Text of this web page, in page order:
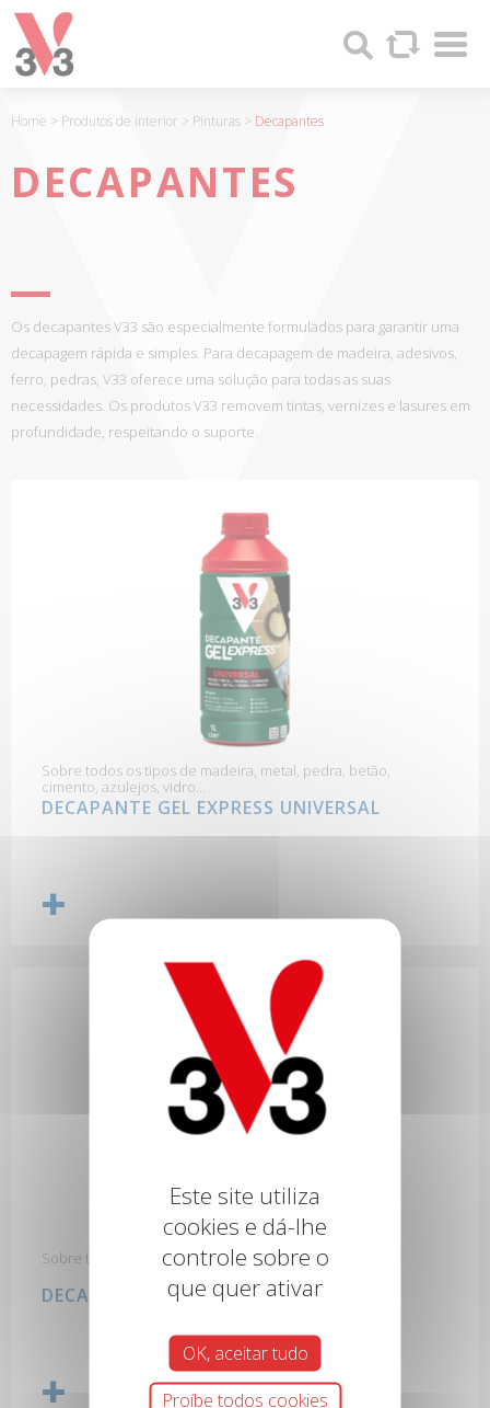
V33
FABRICANTE
PRODUCTOS
MADERA
Search
Home > Produtos de interior > Pinturas > Decapantes
DECAPANTES
Os decapantes V33 são especialmente formulados para garantir uma
decapagem rápida e simples. Para decapagem de madeira, adesivos,
ferro, pedras, V33 oferece uma solução para todas as suas
necessidades. Os produtos V33 removem tintas, vernizes e lasures em
profundidade, respeitando o suporte.
Sobre todos os tipos de madeira, metal, pedra, betão,
cimento, azulejos, vidro…
DECAPANTE GEL EXPRESS UNIVERSAL
Sobre todos os tipos de madeira europeia e exótica.
DECAPANTE GEL EXPRESS MADEIRA
Painel de Gerenciamento de Cookies
Este site utiliza
cookies e dá-lhe
controle sobre o
que quer ativar
OK, aceitar tudo
Proíbe todos cookies